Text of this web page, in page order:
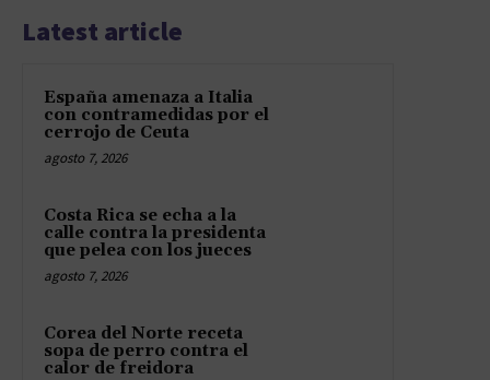
Latest article
España amenaza a Italia
con contramedidas por el
cerrojo de Ceuta
agosto 7, 2026
Costa Rica se echa a la
calle contra la presidenta
que pelea con los jueces
agosto 7, 2026
Corea del Norte receta
sopa de perro contra el
calor de freidora